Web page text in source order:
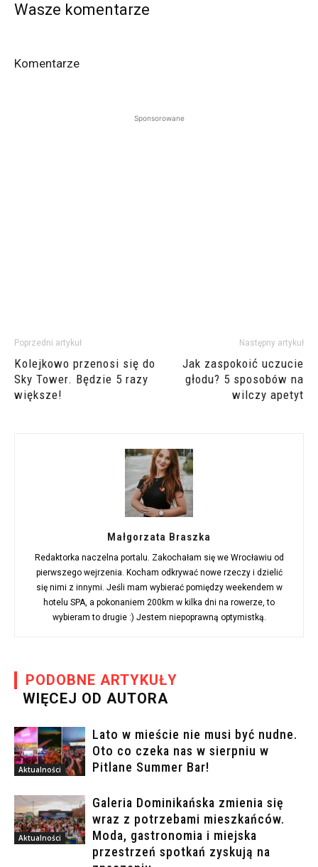
Wasze komentarze
Komentarze
Sponsorowane
Poprzedni artykuł
Kolejkowo przenosi się do
Sky Tower. Będzie 5 razy
większe!
Następny artykuł
Jak zaspokoić uczucie
głodu? 5 sposobów na
wilczy apetyt
Małgorzata Braszka
Redaktorka naczelna portalu. Zakochałam się we Wrocławiu od
pierwszego wejrzenia. Kocham odkrywać nowe rzeczy i dzielić
się nimi z innymi. Jeśli mam wybierać pomiędzy weekendem w
hotelu SPA, a pokonaniem 200km w kilka dni na rowerze, to
wybieram to drugie :) Jestem niepoprawną optymistką.
PODOBNE ARTYKUŁY
WIĘCEJ OD AUTORA
Aktualności
Lato w mieście nie musi być nudne.
Oto co czeka nas w sierpniu w
Pitlane Summer Bar!
Aktualności
Galeria Dominikańska zmienia się
wraz z potrzebami mieszkańców.
Moda, gastronomia i miejska
przestrzeń spotkań zyskują na